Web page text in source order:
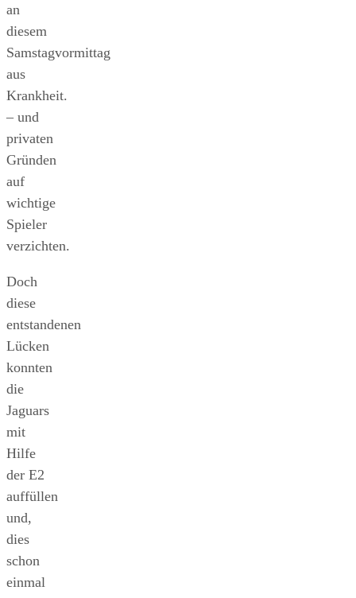
an
diesem
Samstagvormittag
aus
Krankheit.
– und
privaten
Gründen
auf
wichtige
Spieler
verzichten.
Doch
diese
entstandenen
Lücken
konnten
die
Jaguars
mit
Hilfe
der E2
auffüllen
und,
dies
schon
einmal